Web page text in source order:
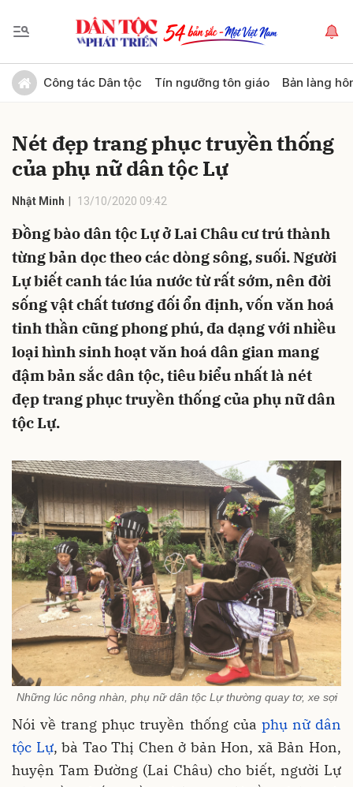
Công tác Dân tộc Tín ngưỡng tôn giáo Bản làng
Nét đẹp trang phục truyền thống
của phụ nữ dân tộc Lự
Nhật Minh 13/10/2020 09:42
Đồng bào dân tộc Lự ở Lai Châu cư trú thành
từng bản dọc theo các dòng sông, suối. Người
Lự biết canh tác lúa nước từ rất sớm, nên đời
sống vật chất tương đối ổn định, vốn văn hoá
tinh thần cũng phong phú, đa dạng với nhiều
loại hình sinh hoạt văn hoá dân gian mang
đậm bản sắc dân tộc, tiêu biểu nhất là nét
đẹp trang phục truyền thống của phụ nữ dân
tộc Lự.
Những lúc nông nhàn, phụ nữ dân tộc Lự thường quay tơ, xe sợi
Nói về trang phục truyền thống của phụ nữ dân
tộc Lự, bà Tao Thị Chen ở bản Hon, xã Bản Hon,
huyện Tam Đường (Lai Châu) cho biết, người Lự
Gửi bình luận
Hủy Gửi